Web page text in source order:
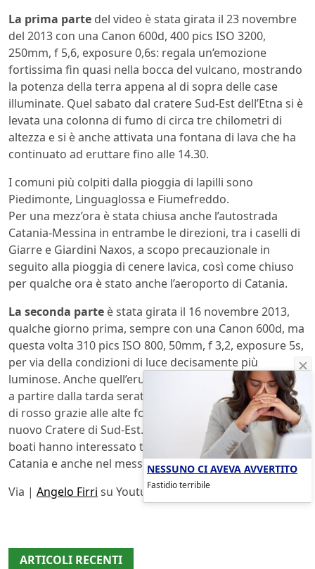
La prima parte del video è stata girata il 23 novembre
del 2013 con una Canon 600d, 400 pics ISO 3200,
250mm, f 5,6, exposure 0,6s: regala un’emozione
fortissima fin quasi nella bocca del vulcano, mostrando
la potenza della terra appena al di sopra delle case
illuminate. Quel sabato dal cratere Sud-Est dell’Etna si è
levata una colonna di fumo di circa tre chilometri di
altezza e si è anche attivata una fontana di lava che ha
continuato ad eruttare fino alle 14.30.
I comuni più colpiti dalla pioggia di lapilli sono
Piedimonte, Linguaglossa e Fiumefreddo.
Per una mezz’ora è stata chiusa anche l’autostrada
Catania-Messina in entrambe le direzioni, tra i caselli di
Giarre e Giardini Naxos, a scopo precauzionale in
seguito alla pioggia di cenere lavica, così come chiuso
per qualche ora è stato anche l’aeroporto di Catania.
La seconda parte è stata girata il 16 novembre 2013,
qualche giorno prima, sempre con una Canon 600d, ma
questa volta 310 pics ISO 800, 50mm, f 3,2, exposure 5s,
per via della condizioni di luce decisamente più
luminose. Anche quell’eruzione fu spettacolare quando,
a partire dalla tarda serata precedente, il cielo si è tinto
di rosso grazie alle alte fontane di lava emesse dal
nuovo Cratere di Sud-Est. Contemporaneamente forti
boati hanno interessato tutto il catanese, udibili sino a
Catania e anche nel messinese.
Via | Angelo Firri su Youtube
ARTICOLI RECENTI
NESSUNO CI AVEVA AVVERTITO
Fastidio terribile